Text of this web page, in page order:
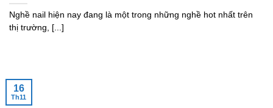
Nghề nail hiện nay đang là một trong những nghề hot nhất trên
thị trường, [...]
16
Th11